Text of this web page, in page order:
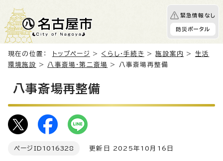
緊急情報なし
防災ポータル
現在の位置： トップページ > くらし・手続き >施設案内 > 生活
環境施設
> 八事斎場・第二斎場 > 八事斎場再整備
八事斎場再整備
ページID 1016328 更新日 2025年10月16日